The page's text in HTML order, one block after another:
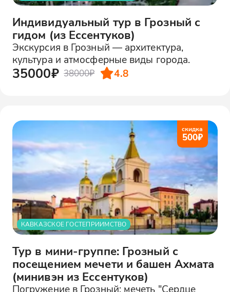
Индивидуальный тур в Грозный с
гидом (из Ессентуков)
Экскурсия в Грозный — архитектура,
культура и атмосферные виды города.
35000₽ 38000₽ 4.8
скидка
500₽
КАВКАЗСКОЕ ГОСТЕПРИИМСТВО
Тур в мини-группе: Грозный с
посещением мечети и башен Ахмата
(минивэн из Ессентуков)
Погружение в Грозный: мечеть "Сердце